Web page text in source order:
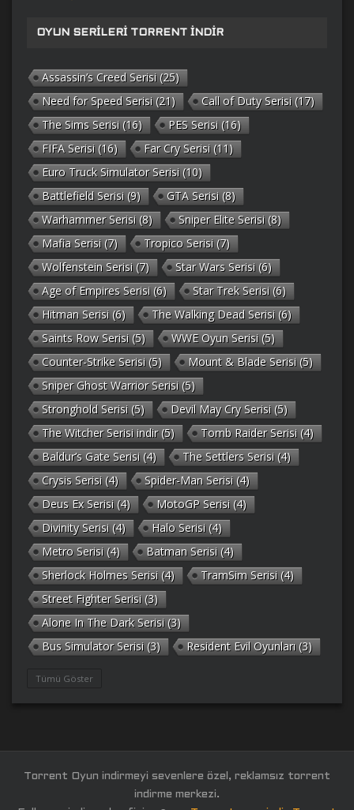
OYUN SERILERI TORRENT İNDIR
Assassin’s Creed Serisi (25)
Need for Speed Serisi (21) Call of Duty Serisi (17)
The Sims Serisi (16) PES Serisi (16)
FIFA Serisi (16) Far Cry Serisi (11)
Euro Truck Simulator Serisi (10)
Battlefield Serisi (9) GTA Serisi (8)
Warhammer Serisi (8) Sniper Elite Serisi (8)
Mafia Serisi (7) Tropico Serisi (7)
Wolfenstein Serisi (7) Star Wars Serisi (6)
Age of Empires Serisi (6) Star Trek Serisi (6)
Hitman Serisi (6) The Walking Dead Serisi (6)
Saints Row Serisi (5) WWE Oyun Serisi (5)
Counter-Strike Serisi (5) Mount & Blade Serisi (5)
Sniper Ghost Warrior Serisi (5)
Stronghold Serisi (5) Devil May Cry Serisi (5)
The Witcher Serisi indir(5) Tomb Raider Serisi (4)
Baldur’s Gate Serisi (4) The Settlers Serisi (4)
Crysis Serisi (4) Spider-Man Serisi (4)
Deus Ex Serisi (4) MotoGP Serisi (4)
Divinity Serisi (4) Halo Serisi (4)
Metro Serisi (4) Batman Serisi (4)
Sherlock Holmes Serisi (4) TramSim Serisi (4)
Street Fighter Serisi (3)
Alone In The Dark Serisi (3)
Bus Simulator Serisi (3) Resident Evil Oyunları (3)
Legacy of Kain Serisi
Tümü Göster
Torrent Oyun indirmeyi sevenlere özel, reklamsız torrent
indirme merkezi.